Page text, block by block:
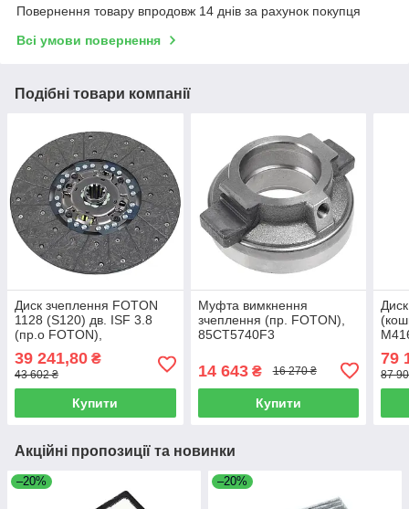
Повернення товару впродовж 14 днів за рахунок покупця
Всі умови повернення
Подібні товари компанії
Диск зчеплення FOTON
1128 (S120) дв. ISF 3.8
(пр.о FOTON),
39 241,80 ₴
43 602 ₴
Купити
Муфта вимкнення
зчеплення (пр. FOTON),
85CT5740F3
14 643₴ 16 270 ₴
Купити
79
87
Акційні пропозиції та новинки
–20% –20%